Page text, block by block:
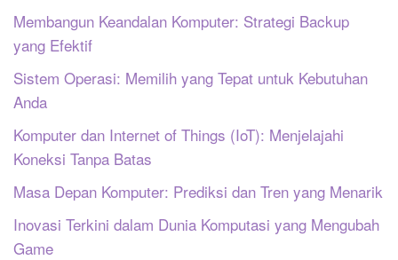
Membangun Keandalan Komputer: Strategi Backup
yang Efektif
Sistem Operasi: Memilih yang Tepat untuk Kebutuhan
Anda
Komputer dan Internet of Things (IoT): Menjelajahi
Koneksi Tanpa Batas
Masa Depan Komputer: Prediksi dan Tren yang Menarik
Inovasi Terkini dalam Dunia Komputasi yang Mengubah
Game